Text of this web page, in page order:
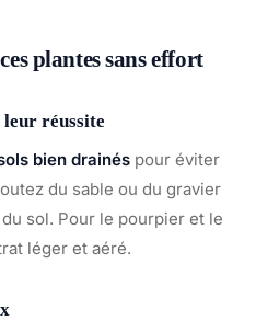
plantes sans effort
réussite
bien drainés pour éviter
du sable ou du gravier
sol. Pour le pourpier et le
léger et aéré.